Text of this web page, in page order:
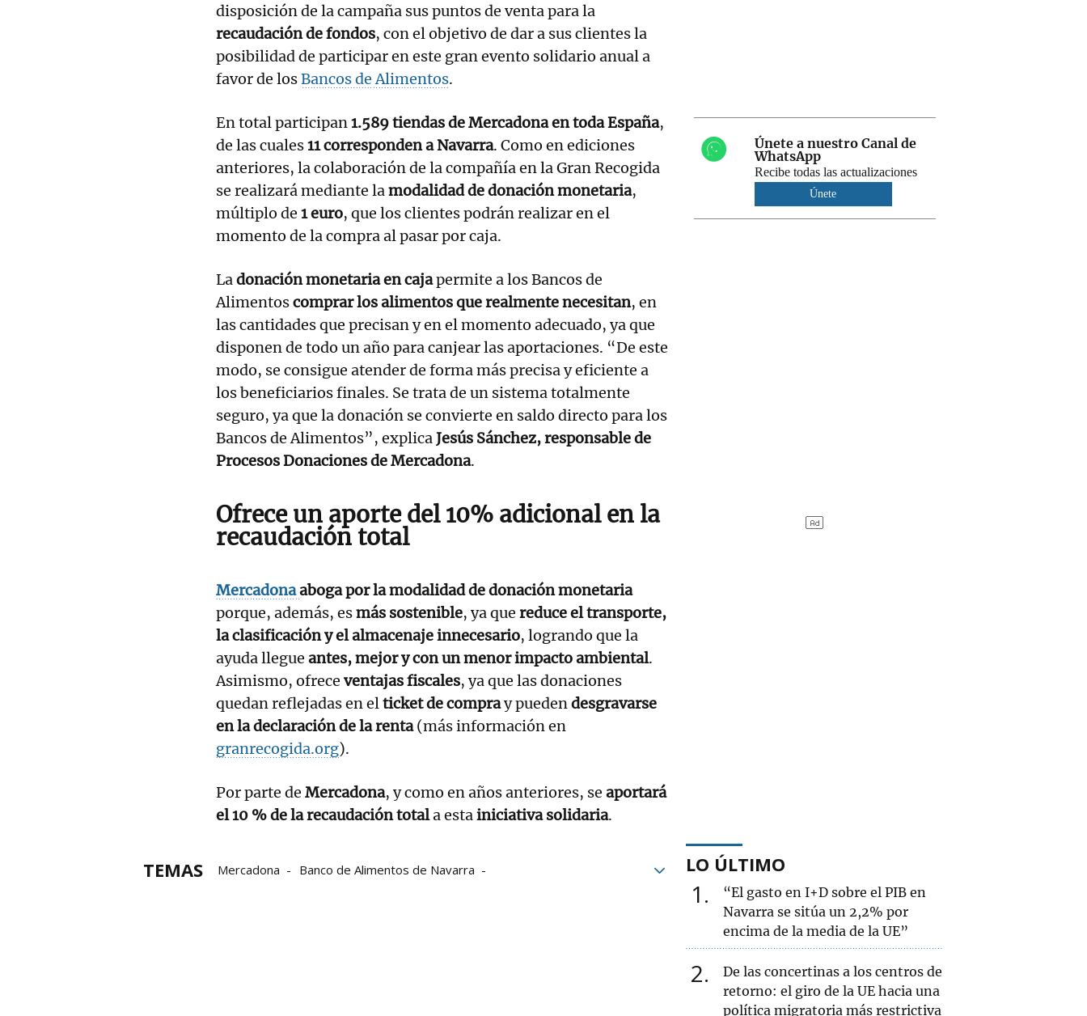
disposición de la campaña sus puntos de venta para la
recaudación de fondos, con el objetivo de dar a sus clientes la
posibilidad de participar en este gran evento solidario anual a
favor de losBancos de Alimentos.
En total participan1.589 tiendas de Mercadona en toda España,
de las cuales11 corresponden a Navarra. Como en ediciones
anteriores, la colaboración de la compañía en la Gran Recogida
se realizará mediante lamodalidad de donación monetaria,
múltiplo de 1 euro, que los clientes podrán realizar en el
momento de la compra al pasar por caja.
Ladonación monetaria en cajapermite a los Bancos de
Alimentoscomprar los alimentos que realmente necesitan, en
las cantidades que precisan y en el momento adecuado, ya que
disponen de todo un año para canjear las aportaciones. “De este
modo, se consigue atender de forma más precisa y eficiente a
los beneficiarios finales. Se trata de un sistema totalmente
seguro, ya que la donación se convierte en saldo directo para los
Bancos de Alimentos”, explicaJesús Sánchez, responsable de
Procesos Donaciones de Mercadona.
Ofrece un aporte del 10% adicional en la
recaudación total
Mercadonaaboga por la modalidad de donación monetaria
porque, además, esmás sostenible, ya que reduce el transporte,
la clasificación y el almacenaje innecesario, logrando que la
ayuda llegue antes, mejor y con un menor impacto ambiental.
Asimismo, ofrece ventajas fiscales, ya que las donaciones
quedan reflejadas en elticket de compray puedendesgravarse
en la declaración de la renta(más información en
granrecogida.org).
Por parte de Mercadona, y como en años anteriores, se aportará
el 10 % de la recaudación totala estainiciativa solidaria.
TEMAS Mercadona
Banco de Alimentos de Navarra
Únete a nuestro Canal de
WhatsApp
Recibe todas las actualizaciones
Únete
LO ÚLTIMO
1
“El gasto en I+D sobre el PIB en
Navarra se sitúa un 2,2% por
encima de la media de la UE”
2
De las concertinas a los centros de
retorno: el giro de la UE hacia una
política migratoria más restrictiva